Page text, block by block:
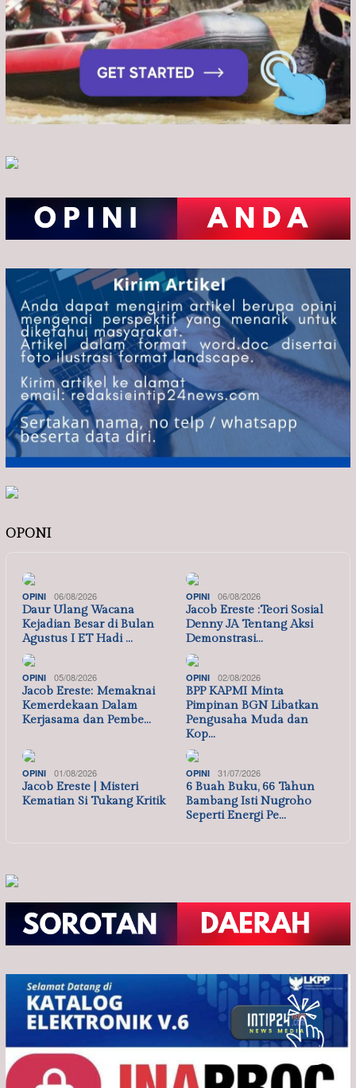
OPONI
OPINI 06/08/2026
Daur Ulang Wacana
Kejadian Besar di Bulan
Agustus I ET Hadi …
OPINI 06/08/2026
Jacob Ereste :Teori Sosial
Denny JA Tentang Aksi
Demonstrasi…
OPINI 05/08/2026
Jacob Ereste: Memaknai
Kemerdekaan Dalam
Kerjasama dan Pembe…
OPINI 02/08/2026
BPP KAPMI Minta
Pimpinan BGN Libatkan
Pengusaha Muda dan
Kop…
OPINI 01/08/2026
Jacob Ereste | Misteri
Kematian Si Tukang Kritik
OPINI 31/07/2026
6 Buah Buku, 66 Tahun
Bambang Isti Nugroho
Seperti Energi Pe…